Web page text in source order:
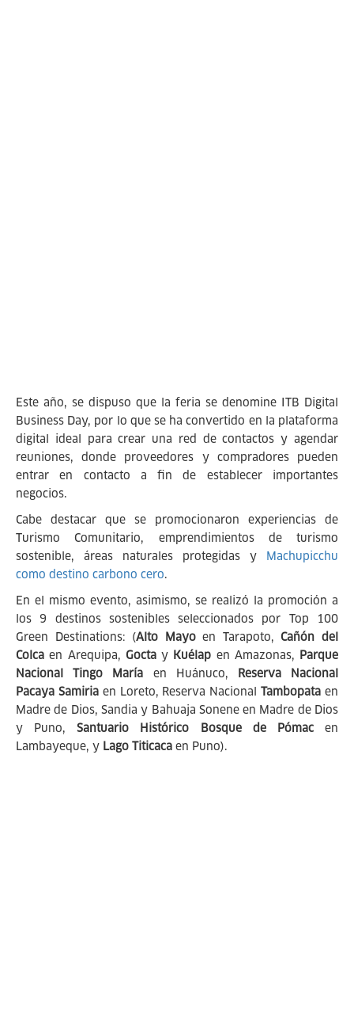
Este año, se dispuso que la feria se denomine ITB Digital
Business Day, por lo que se ha convertido en la plataforma
digital ideal para crear una red de contactos y agendar
reuniones, donde proveedores y compradores pueden
entrar en contacto a fin de establecer importantes
negocios.
Cabe destacar que se promocionaron experiencias de
Turismo Comunitario, emprendimientos de turismo
sostenible, áreas naturales protegidas y Machupicchu
como destino carbono cero.
En el mismo evento, asimismo, se realizó la promoción a
los 9 destinos sostenibles seleccionados por Top 100
Green Destinations: (Alto Mayoen Tarapoto,Cañón del
Colca en Arequipa, Goctay Kuélap en Amazonas, Parque
Nacional Tingo María en Huánuco, Reserva Nacional
Pacaya Samiriaen Loreto, Reserva NacionalTambopata en
Madre de Dios, Sandia y Bahuaja Sonene en Madre de Dios
y Puno,Santuario Histórico Bosque de Pómacen
Lambayeque, y Lago Titicaca en Puno).